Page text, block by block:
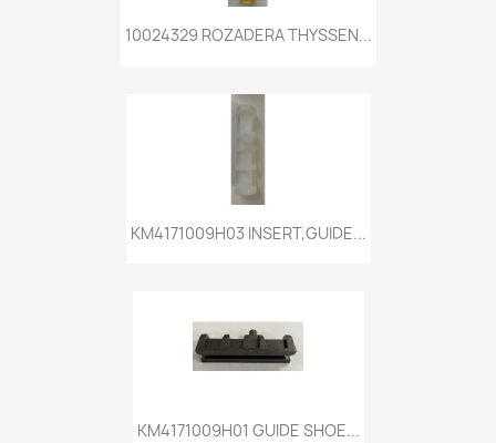
10024329 ROZADERA THYSSEN...
KM4171009H03 INSERT,GUIDE...
KM4171009H01 GUIDE SHOE...